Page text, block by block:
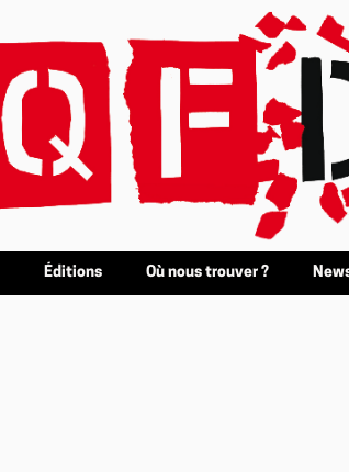
Éditions Où nous trouver ?